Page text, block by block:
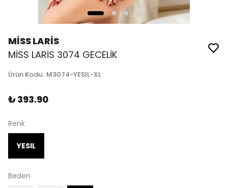
MİSS LARİS
MİSS LARİS 3074 GECELİK
Ürün Kodu: M3074-YESIL-XL
₺ 393.90
Renk
YESIL
Beden